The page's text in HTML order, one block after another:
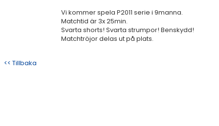
Vi kommer spela P2011 serie i 9manna.
Matchtid är 3x 25min.
Svarta shorts! Svarta strumpor! Benskydd!
Matchtröjor delas ut på plats.
<< Tillbaka